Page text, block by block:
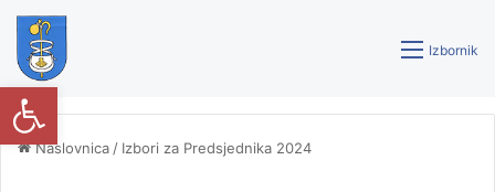
Izbornik
Naslovnica / Izbori za Predsjednika 2024
Open toolbar